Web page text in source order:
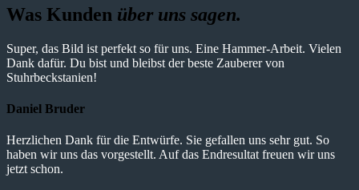
Was Kunden über uns sagen.
Super, das Bild ist perfekt so für uns. Eine Hammer-Arbeit. Vielen
Dank dafür. Du bist und bleibst der beste Zauberer von
Stuhrbeckstanien!
Daniel Bruder
Herzlichen Dank für die Entwürfe. Sie gefallen uns sehr gut. So
haben wir uns das vorgestellt. Auf das Endresultat freuen wir uns
jetzt schon.